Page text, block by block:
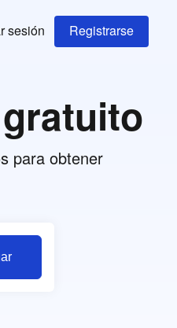
sesión Registrarse
para obtener